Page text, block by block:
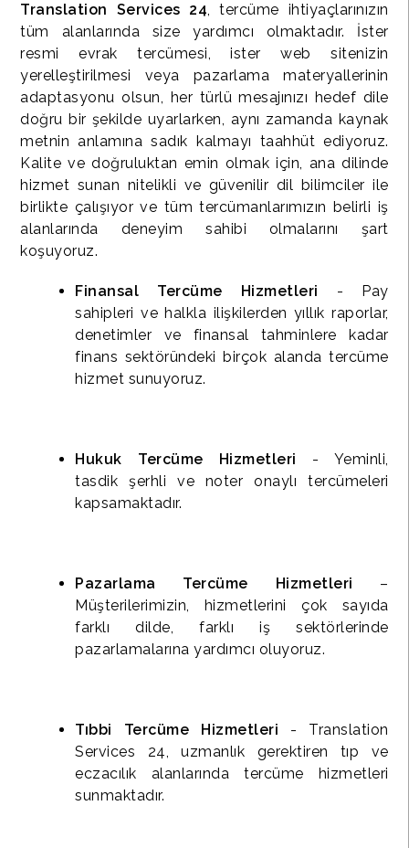
Translation Services 24, tercüme ihtiyaçlarınızın
tüm alanlarında size yardımcı olmaktadır. İster
resmi evrak tercümesi, ister web sitenizin
yerelleştirilmesi veya pazarlama materyallerinin
adaptasyonu olsun, her türlü mesajınızı hedef dile
doğru bir şekilde uyarlarken, aynı zamanda kaynak
metnin anlamına sadık kalmayı taahhüt ediyoruz.
Kalite ve doğruluktan emin olmak için, ana dilinde
hizmet sunan nitelikli ve güvenilir dil bilimciler ile
birlikte çalışıyor ve tüm tercümanlarımızın belirli iş
alanlarında deneyim sahibi olmalarını şart
koşuyoruz.
Finansal Tercüme Hizmetleri - Pay
sahipleri ve halkla ilişkilerden yıllık raporlar,
denetimler ve finansal tahminlere kadar
finans sektöründeki birçok alanda tercüme
hizmet sunuyoruz.
Hukuk Tercüme Hizmetleri - Yeminli,
tasdik şerhli ve noter onaylı tercümeleri
kapsamaktadır.
Pazarlama Tercüme Hizmetleri –
Müşterilerimizin, hizmetlerini çok sayıda
farklı dilde, farklı iş sektörlerinde
pazarlamalarına yardımcı oluyoruz.
Tıbbi Tercüme Hizmetleri - Translation
Services 24, uzmanlık gerektiren tıp ve
eczacılık alanlarında tercüme hizmetleri
sunmaktadır.